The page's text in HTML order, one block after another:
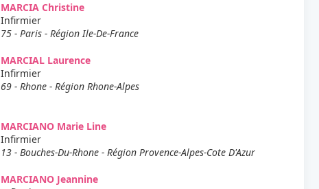
MARCIA Christine
Infirmier
75 - Paris - Région Ile-De-France
MARCIAL Laurence
Infirmier
69 - Rhone - Région Rhone-Alpes
MARCIANO Marie Line
Infirmier
13 - Bouches-Du-Rhone - Région Provence-Alpes-Cote D'Azur
MARCIANO Jeannine